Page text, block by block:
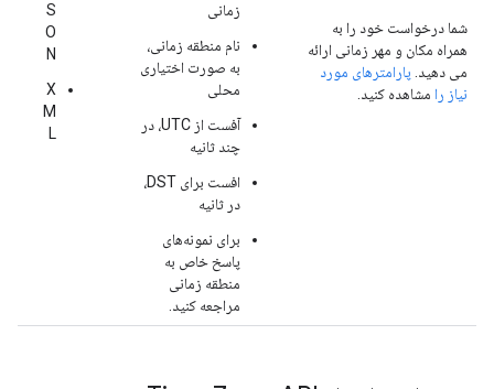
شما درخواست خود را به
همراه مکان و مهر زمانی ارائه
می دهید. پارامترهای مورد
نیاز را مشاهده کنید.
زمانی
نام منطقه زمانی،
به صورت اختیاری
محلی
آفست از UTC، در
چند ثانیه
افست برای DST،
در ثانیه
برای نمونه‌های
پاسخ خاص به
منطقه زمانی
مراجعه کنید.
S
O
N
X
M
L